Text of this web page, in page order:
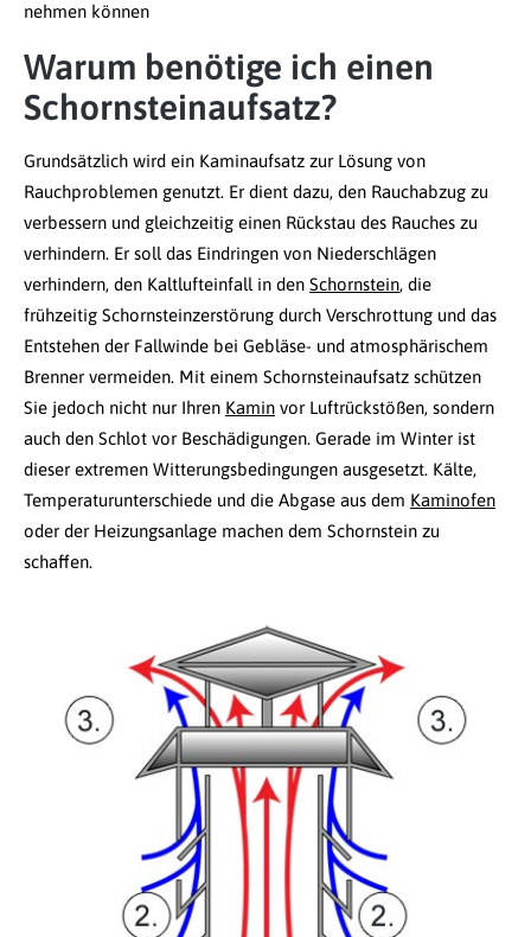
nehmen können
Warum benötige ich einen
Schornsteinaufsatz?
Grundsätzlich wird ein Kaminaufsatz zur Lösung von
Rauchproblemen genutzt. Er dient dazu, den Rauchabzug zu
verbessern und gleichzeitig einen Rückstau des Rauches zu
verhindern. Er soll das Eindringen von Niederschlägen
verhindern, den Kaltlufteinfall in den Schornstein, die
frühzeitig Schornsteinzerstörung durch Verschrottung und das
Entstehen der Fallwinde bei Gebläse- und atmosphärischem
Brenner vermeiden. Mit einem Schornsteinaufsatz schützen
Sie jedoch nicht nur Ihren Kamin vor Luftrückstößen, sondern
auch den Schlot vor Beschädigungen. Gerade im Winter ist
dieser extremen Witterungsbedingungen ausgesetzt. Kälte,
Temperaturunterschiede und die Abgase aus dem Kaminofen
oder der Heizungsanlage machen dem Schornstein zu
schaffen.